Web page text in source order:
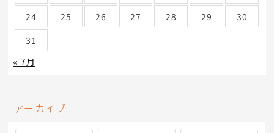
24
25 26 27 28 29
30
31
« 7月
アーカイブ